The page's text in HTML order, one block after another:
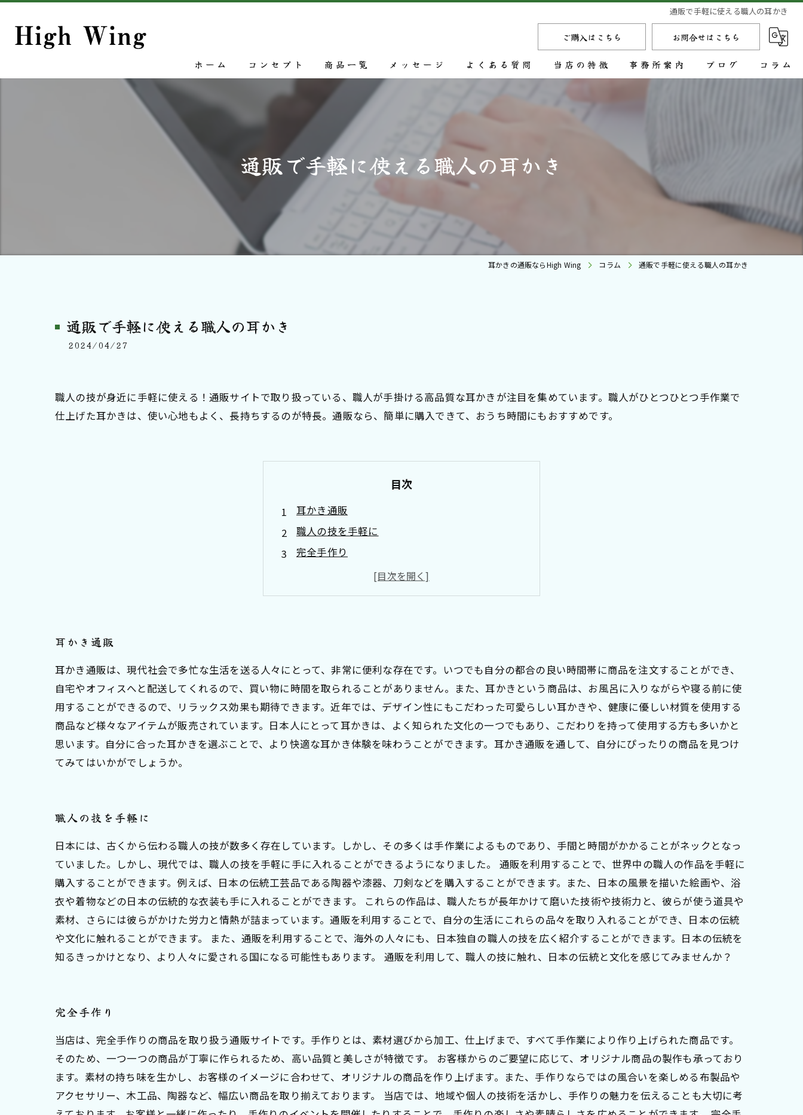
通販で手軽に使える職人の耳かき
ご購入はこちら お問合せはこちら
ホーム コンセプト 商品一覧 メッセージ よくある質問 当店の特徴
持ち運び
事務所案内 ブログ コラム
通販で手軽に使える職人の耳かき
耳かきの通販ならHigh Wing コラム 通販で手軽に使える職人の耳かき
通販で手軽に使える職人の耳かき
2024/04/27
職人の技が身近に手軽に使える！通販サイトで取り扱っている、職人が手掛ける高品質な耳かきが注目を集めています。職人がひとつひとつ手作業で
仕上げた耳かきは、使い心地もよく、長持ちするのが特長。通販なら、簡単に購入できて、おうち時間にもおすすめです。
目次
耳かき通販
職人の技を手軽に
完全手作り
職人の匠技で癒される
耳かき通販
耳かき通販は、現代社会で多忙な生活を送る人々にとって、非常に便利な存在です。いつでも自分の都合の良い時間帯に商品を注文することができ、
自宅やオフィスへと配送してくれるので、買い物に時間を取られることがありません。また、耳かきという商品は、お風呂に入りながらや寝る前に使
用することができるので、リラックス効果も期待できます。近年では、デザイン性にもこだわった可愛らしい耳かきや、健康に優しい材質を使用する
商品など様々なアイテムが販売されています。日本人にとって耳かきは、よく知られた文化の一つでもあり、こだわりを持って使用する方も多いかと
思います。自分に合った耳かきを選ぶことで、より快適な耳かき体験を味わうことができます。耳かき通販を通して、自分にぴったりの商品を見つけ
てみてはいかがでしょうか。
職人の技を手軽に
日本には、古くから伝わる職人の技が数多く存在しています。しかし、その多くは手作業によるものであり、手間と時間がかかることがネックとなっ
ていました。しかし、現代では、職人の技を手軽に手に入れることができるようになりました。 通販を利用することで、世界中の職人の作品を手軽に
購入することができます。例えば、日本の伝統工芸品である陶器や漆器、刀剣などを購入することができます。また、日本の風景を描いた絵画や、浴
衣や着物などの日本の伝統的な衣装も手に入れることができます。 これらの作品は、職人たちが長年かけて磨いた技術や技術力と、彼らが使う道具や
素材、さらには彼らがかけた労力と情熱が詰まっています。通販を利用することで、自分の生活にこれらの品々を取り入れることができ、日本の伝統
や文化に触れることができます。 また、通販を利用することで、海外の人々にも、日本独自の職人の技を広く紹介することができます。日本の伝統を
知るきっかけとなり、より人々に愛される国になる可能性もあります。 通販を利用して、職人の技に触れ、日本の伝統と文化を感じてみませんか？
完全手作り
当店は、完全手作りの商品を取り扱う通販サイトです。手作りとは、素材選びから加工、仕上げまで、すべて手作業により作り上げられた商品です。
そのため、一つ一つの商品が丁寧に作られるため、高い品質と美しさが特徴です。 お客様からのご要望に応じて、オリジナル商品の製作も承っており
ます。素材の持ち味を生かし、お客様のイメージに合わせて、オリジナルの商品を作り上げます。また、手作りならではの風合いを楽しめる布製品や
アクセサリー、木工品、陶器など、幅広い商品を取り揃えております。 当店では、地域や個人の技術を活かし、手作りの魅力を伝えることも大切に考